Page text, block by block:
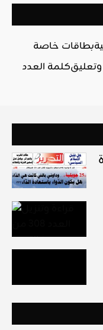
بطاقات خاصة
كلمة العدد